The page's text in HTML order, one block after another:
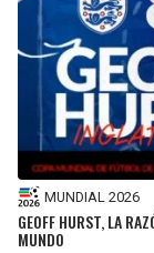
MUNDIAL 2026
GEOFF HURST, LA
MUNDO